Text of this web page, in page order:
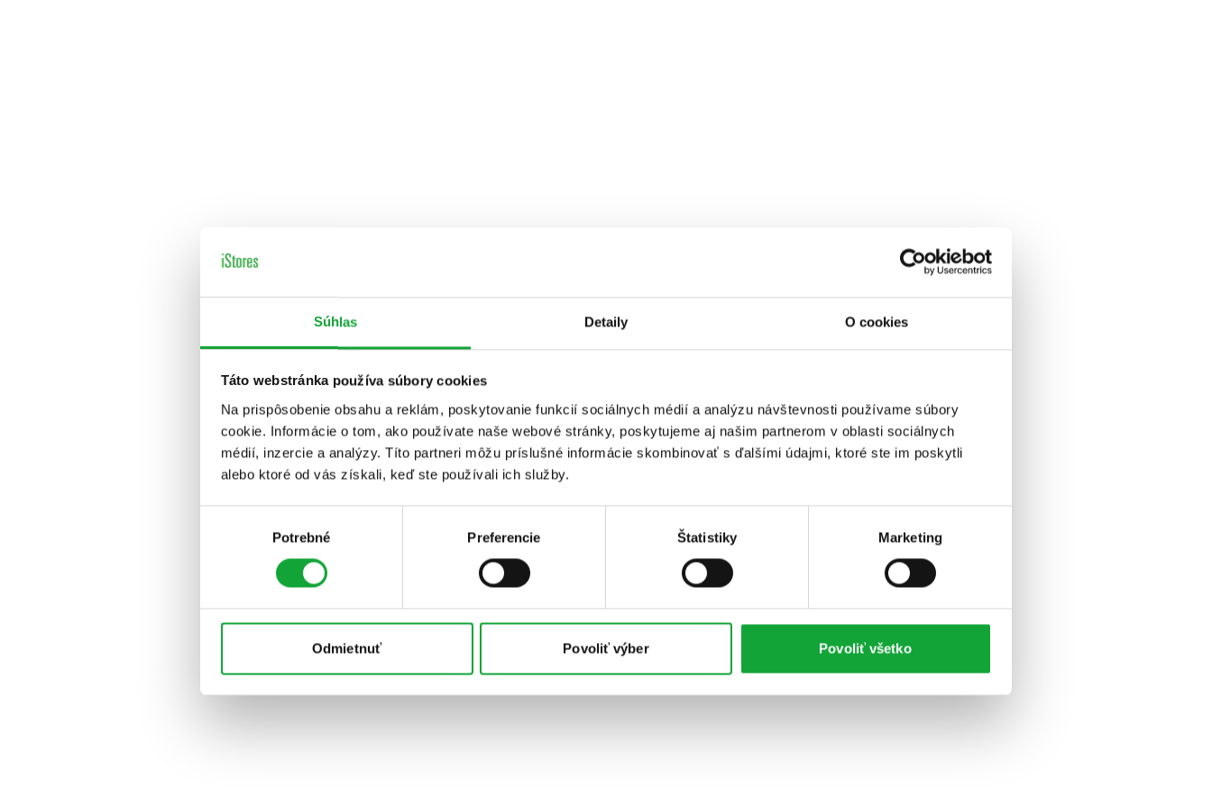
Súhlas Detaily O cookies
Táto webstránka používa súbory cookies
Na prispôsobenie obsahu a reklám, poskytovanie funkcií sociálnych médií a analýzu návštevnosti používame súbory
cookie. Informácie o tom, ako používate naše webové stránky, poskytujeme aj našim partnerom v oblasti sociálnych
médií, inzercie a analýzy. Títo partneri môžu príslušné informácie skombinovať s ďalšími údajmi, ktoré ste im poskytli
alebo ktoré od vás získali, keď ste používali ich služby.
Potrebné Preferencie Štatistiky Marketing
Odmietnuť Povoliť výber Povoliť všetko